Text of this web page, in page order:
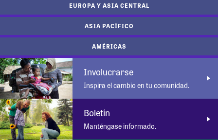
EUROPA Y ASIA CENTRAL
ASIA PACÍFICO
AMÉRICAS
Involucrarse
Inspira el cambio en tu comunidad.
Boletín
Manténgase informado.